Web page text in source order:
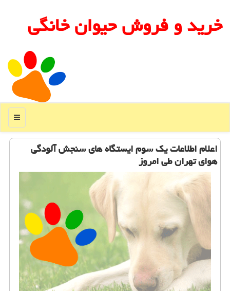
خرید و فروش حیوان خانگی
منو
اعلام اطلاعات یك سوم ایستگاه های سنجش آلودگی
هوای تهران طی امروز